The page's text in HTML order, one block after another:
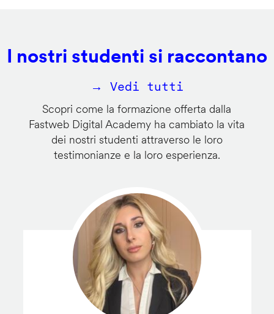
I nostri studenti si raccontano
→ Vedi tutti
Scopri come la formazione offerta dalla
Fastweb Digital Academy ha cambiato la vita
dei nostri studenti attraverso le loro
testimonianze e la loro esperienza.